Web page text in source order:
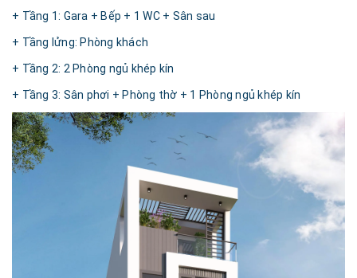
+ Tầng 1: Gara + Bếp + 1 WC + Sân sau
+ Tầng lửng: Phòng khách
+ Tầng 2: 2 Phòng ngủ khép kín
+ Tầng 3: Sân phơi + Phòng thờ + 1 Phòng ngủ khép kín